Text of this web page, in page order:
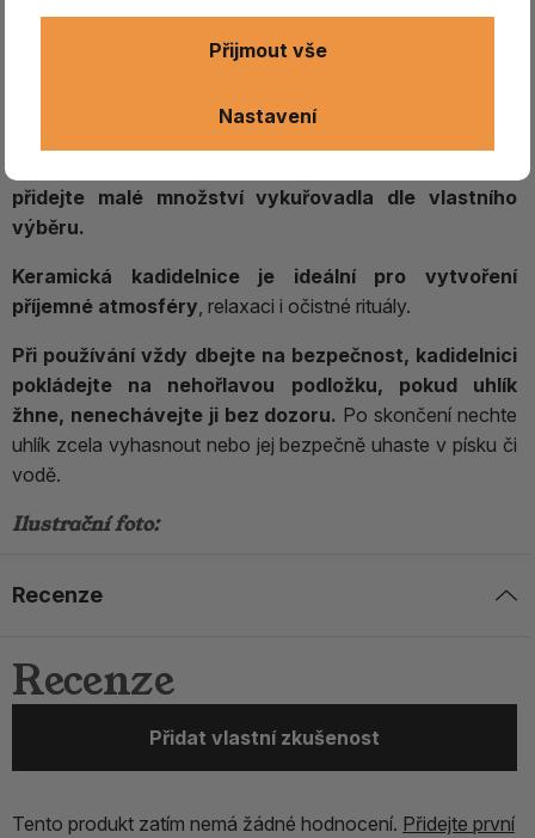
použijte samozápalný uhlík
zápalek. Uhlík začne jiskřit a
přidejte malé množství vykuřovadla dle vlastního
výběru.
Keramická kadidelnice je ideální pro vytvoření
příjemné atmosféry, relaxaci i očistné rituály.
Při používání vždy dbejte na bezpečnost, kadidelnici
pokládejte na nehořlavou podložku, pokud uhlík
žhne, nenechávejte ji bez dozoru. Po skončení nechte
uhlík zcela vyhasnout nebo jej bezpečně uhaste v písku či
vodě.
Ilustrační foto:
Recenze
Recenze
Přidat vlastní zkušenost
Tento produkt zatím nemá žádné hodnocení. Přidejte první
Nastavení
Přijmout vše